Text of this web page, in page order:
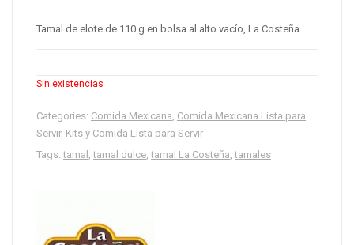
Tamal de elote de 110 g en bolsa al alto vacío, La Costeña.
Sin existencias
Categories: Comida Mexicana, Comida Mexicana Lista para
Servir, Kits y Comida Lista para Servir
Tags:tamal ,tamal dulce,tamal La Costeña,tamales